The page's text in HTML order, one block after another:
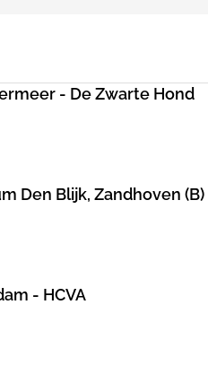
- De Zwarte Hond
Den Blijk, Zandhoven (B)
- HCVA